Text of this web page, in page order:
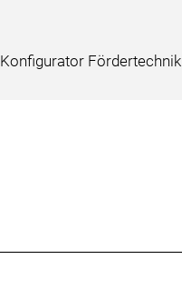
Konfigurator Fördertechnik